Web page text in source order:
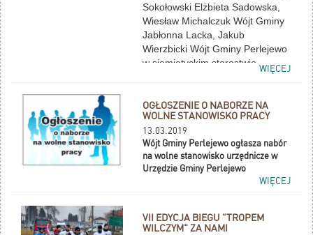
Sokołowski Elżbieta Sadowska,
Wiesław Michalczuk Wójt Gminy
Jabłonna Lacka, Jakub
Wierzbicki Wójt Gminy Perlejewo
w siemiatyckim starostwie
podpisali list intencyjny w sprawie
rządowego programu "Mosty dla
regionów".
WIĘCEJ
OGŁOSZENIE O NABORZE NA
WOLNE STANOWISKO PRACY
13.03.2019
Wójt Gminy Perlejewo ogłasza nabór
na wolne stanowisko urzędnicze w
Urzędzie Gminy Perlejewo
WIĘCEJ
VII EDYCJA BIEGU "TROPEM
WILCZYM" ZA NAMI